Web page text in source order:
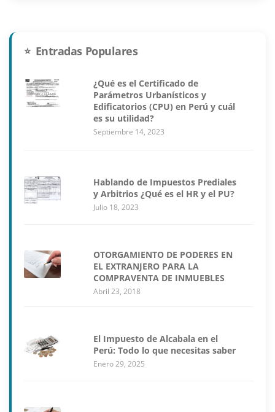
Entradas Populares
¿Qué es el Certificado de
Parámetros Urbanísticos y
Edificatorios (CPU) en Perú y cuál
es su utilidad?
Septiembre 14, 2023
Hablando de Impuestos Prediales
y Arbitrios ¿Qué es el HR y el PU?
Julio 18, 2023
OTORGAMIENTO DE PODERES EN
EL EXTRANJERO PARA LA
COMPRAVENTA DE INMUEBLES
Abril 23, 2018
El Impuesto de Alcabala en el
Perú: Todo lo que necesitas saber
Enero 29, 2025